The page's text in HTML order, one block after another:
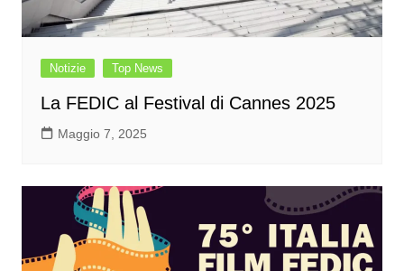
Notizie Top News
La FEDIC al Festival di Cannes 2025
Maggio 7, 2025